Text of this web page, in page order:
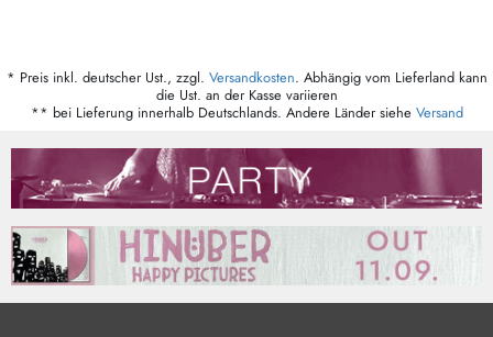
* Preis inkl. deutscher Ust., zzgl. Versandkosten. Abhängig vom Lieferland kann
die Ust. an der Kasse variieren
** bei Lieferung innerhalb Deutschlands. Andere Länder siehe Versand